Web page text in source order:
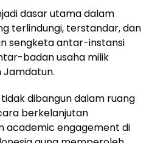
dasar utama dalam
terlindungi, terstandar, dan
sengketa antar-instansi
badan usaha milik
Jamdatun.
dibangun dalam ruang
berkelanjutan
academic engagement di